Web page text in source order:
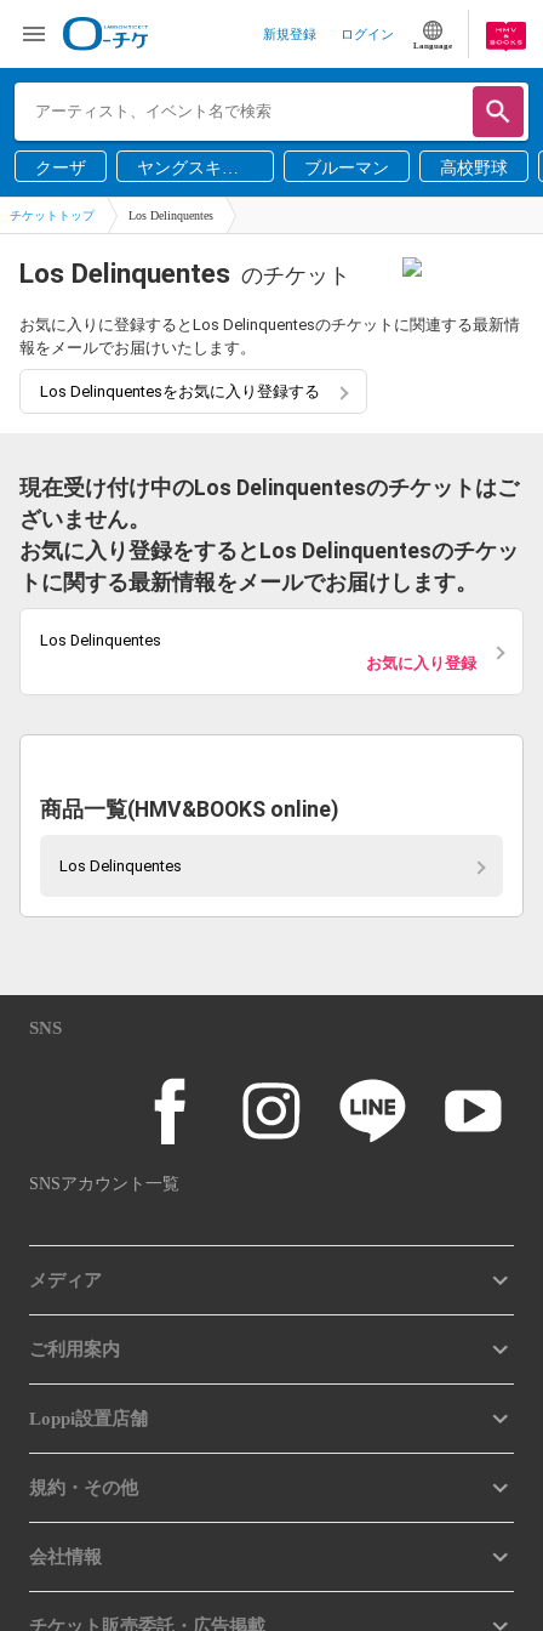
新規登録 ログイン
Language
クーザ
ヤングスキニ
ー
ブルーマン 高校野球
チケットトップ Los Delinquentes
Los Delinquentes のチケット
お気に入りに登録するとLos Delinquentesのチケットに関連する最新情
報をメールでお届けいたします。
Los Delinquentesをお気に入り登録する
現在受け付け中のLos Delinquentesのチケットはご
ざいません。
お気に入り登録をするとLos Delinquentesのチケッ
トに関する最新情報をメールでお届けします。
Los Delinquentes
お気に入り登録
商品一覧(HMV&BOOKS online)
Los Delinquentes
SNS
SNSアカウント一覧
メディア
ご利用案内
Loppi設置店舗
規約・その他
会社情報
チケット販売委託・広告掲載